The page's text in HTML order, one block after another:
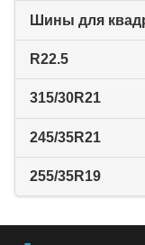
Шины для
R22.5
315/30R21
245/35R21
255/35R19